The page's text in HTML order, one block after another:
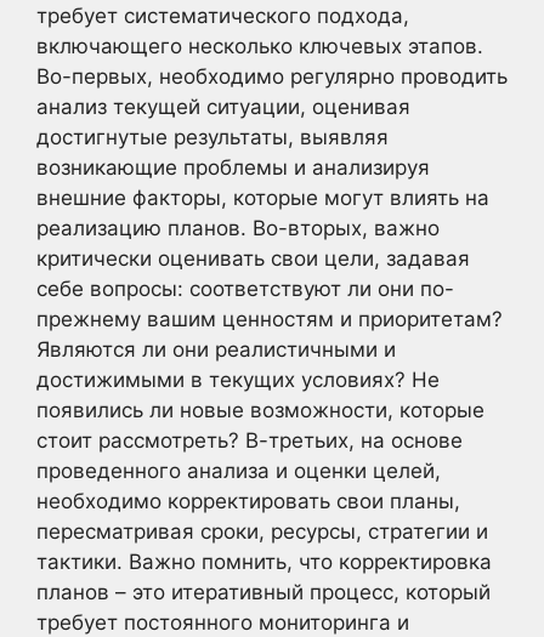
требует систематического подхода,
включающего несколько ключевых этапов.
Во-первых, необходимо регулярно проводить
анализ текущей ситуации, оценивая
достигнутые результаты, выявляя
возникающие проблемы и анализируя
внешние факторы, которые могут влиять на
реализацию планов. Во-вторых, важно
критически оценивать свои цели, задавая
себе вопросы: соответствуют ли они по-
прежнему вашим ценностям и приоритетам?
Являются ли они реалистичными и
достижимыми в текущих условиях? Не
появились ли новые возможности, которые
стоит рассмотреть? В-третьих, на основе
проведенного анализа и оценки целей,
необходимо корректировать свои планы,
пересматривая сроки, ресурсы, стратегии и
тактики. Важно помнить, что корректировка
планов – это итеративный процесс, который
требует постоянного мониторинга и